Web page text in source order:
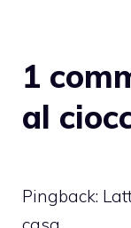
1
al
Pingback: